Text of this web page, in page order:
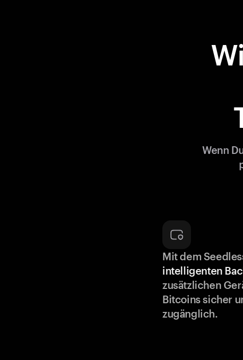
Wenn
Mit dem
intelligenten
zusätzlichen
Bitcoins sicher
zugänglich.